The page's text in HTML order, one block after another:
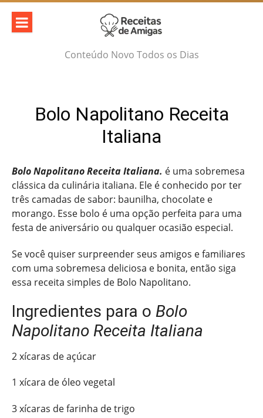
Skip
content
Conteúdo Novo Todos os Dias
Bolo Napolitano Receita
Italiana
Bolo Napolitano Receita Italiana. é uma sobremesa
clássica da culinária italiana. Ele é conhecido por ter
três camadas de sabor: baunilha, chocolate e
morango. Esse bolo é uma opção perfeita para uma
festa de aniversário ou qualquer ocasião especial.
Se você quiser surpreender seus amigos e familiares
com uma sobremesa deliciosa e bonita, então siga
essa receita simples de Bolo Napolitano.
Ingredientes para o Bolo
Napolitano Receita Italiana
2 xícaras de açúcar
1 xícara de óleo vegetal
3 xícaras de farinha de trigo